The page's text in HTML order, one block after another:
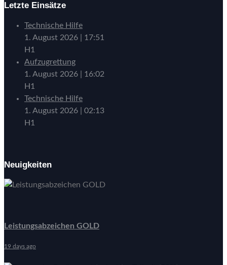
Letzte Einsätze
Technische Hilfe
1. August 2026
17:51
H1
Aufzugrettung
1. August 2026
16:02
H1
Technische Hilfe
1. August 2026
02:13
H1
Neuigkeiten
Leistungsabzeichen GOLD
19 days ago